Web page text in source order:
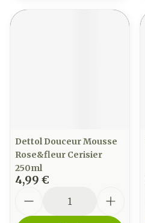
Dettol Douceur Mousse
Rose&fleur Cerisier
250ml
4,99 €